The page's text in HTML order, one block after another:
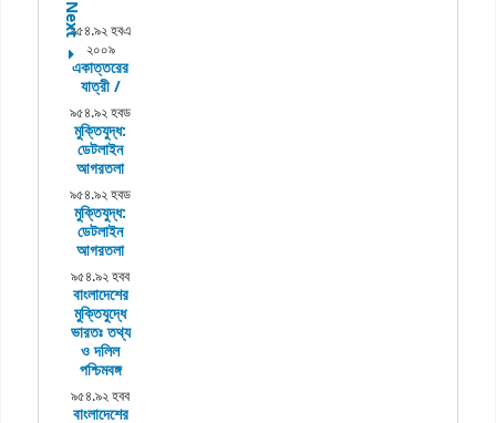
Next
৯৫৪.৯২ হবএ
২০০৯
একাত্তরের
যাত্রী /
৯৫৪.৯২ হবড
মুক্তিযুদ্ধ:
ডেটলাইন
আগরতলা
৯৫৪.৯২ হবড
মুক্তিযুদ্ধ:
ডেটলাইন
আগরতলা
৯৫৪.৯২ হবব
বাংলাদেশের
মুক্তিযুদ্ধে
ভারতঃ তথ্য
ও দলিল
পশ্চিমবঙ্গ
৯৫৪.৯২ হবব
বাংলাদেশের